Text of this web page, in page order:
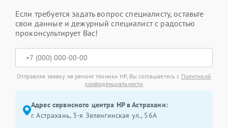
Если требуется задать вопрос специалисту, оставьте
свои данные и дежурный специалист с радостью
проконсультирует Вас!
Отправляя заявку на ремонт техники HP, Вы соглашаетесь с Политикой
конфиденциальности
Адрес сервисного центра HP в Астрахани:
г. Астрахань, 3-я Зеленгинская ул., 56А